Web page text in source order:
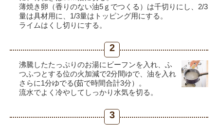
薄焼き卵（香りのない油5ｇでつくる）は千切りにし、2/3
量は具材用に、1/3量はトッピング用にする。
ライムはくし切りにする。
2
沸騰したたっぷりのお湯にビーフンを入れ、ふ
つふつとする位の火加減で2分間ゆで、油を入れ
さらに1分ゆでる(茹で時間合計3分）。
流水でよく冷やしてしっかり水気を切る。
3